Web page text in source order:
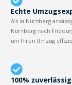
Echte
Als in Nürnberg
Nürnberg nach
um Ihren Umzug
100%